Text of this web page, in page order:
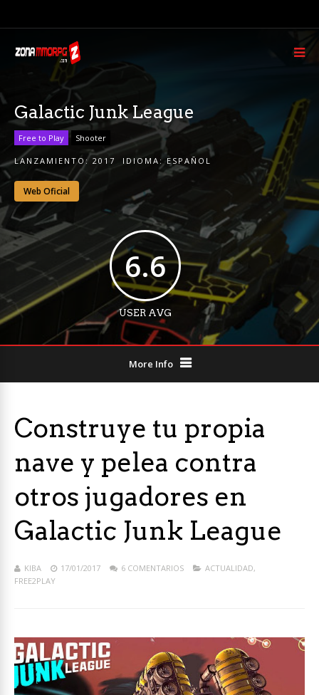
Galactic Junk League
Free to Play Shooter
LANZAMIENTO: 2017 IDIOMA: ESPAÑOL
Web Oficial
6.6
USER AVG
More Info
Construye tu propia
nave y pelea contra
otros jugadores en
Galactic Junk League
KIBA 17/01/2017 6 COMENTARIOS ACTUALIDAD,
FREE2PLAY